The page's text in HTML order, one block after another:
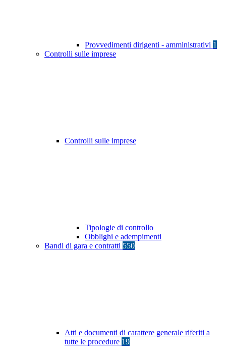
Provvedimenti dirigenti - amministrativi 1
Controlli sulle imprese
Controlli sulle imprese
Tipologie di controllo
Obblighi e adempimenti
Bandi di gara e contratti 550
Atti e documenti di carattere generale riferiti a
tutte le procedure 19